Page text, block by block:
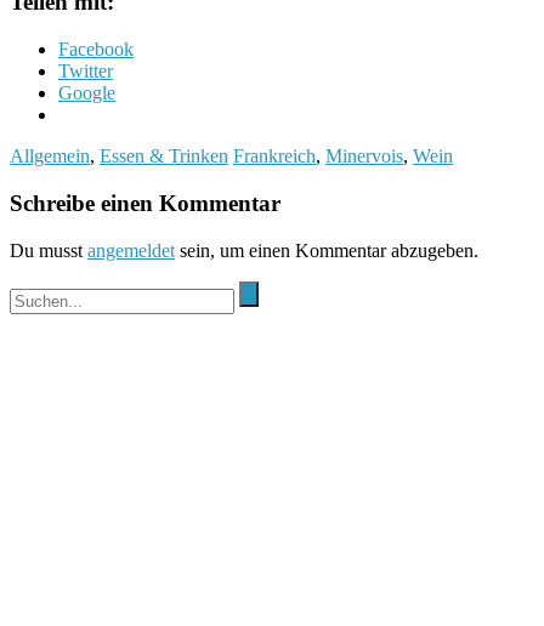
Facebook
Twitter
Google
Allgemein, Essen & Trinken Frankreich, Minervois, Wein
Schreibe einen Kommentar
Du musst angemeldet sein, um einen Kommentar abzugeben.